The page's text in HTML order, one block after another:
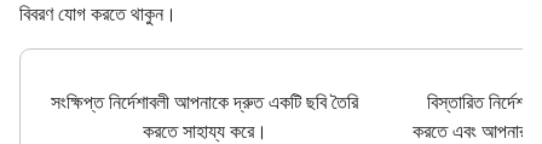
বিবরণ যোগ করতে থাকুন।
সংক্ষিপ্ত নির্দেশাবলী আপনাকে দ্রুত একটি ছবি তৈরি
করতে সাহায্য করে।
বিস্তারিত
করতে এবং আপনার